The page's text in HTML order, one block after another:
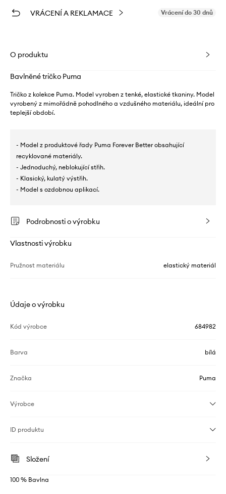
VRÁCENÍ A REKLAMACE Vrácení do 30 dnů
O produktu
Bavlněné tričko Puma
Tričko z kolekce Puma. Model vyroben z tenké, elastické tkaniny. Model
vyrobený z mimořádně pohodlného a vzdušného materiálu, ideální pro
teplejší období.
- Model z produktové řady Puma Forever Better obsahující
recyklované materiály.
- Jednoduchý, neblokující střih.
- Klasický, kulatý výstřih.
- Model s ozdobnou aplikací.
Podrobnosti o výrobku
Vlastnosti výrobku
Pružnost materiálu elastický materiál
Údaje o výrobku
Kód výrobce 684982
Barva bílá
Značka Puma
Výrobce
ID produktu
Složení
100 % Bavlna